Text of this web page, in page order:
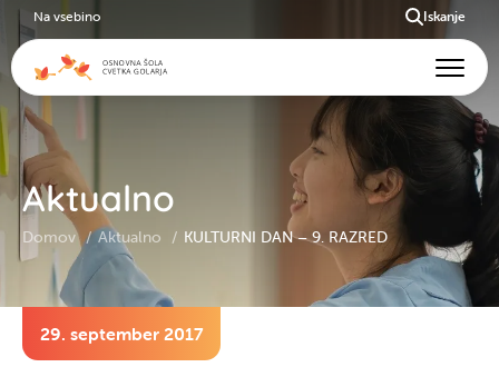
Aktualno
Domov Aktualno KULTURNI DAN – 9. RAZRED
29. september 2017
Na vsebino Iskanje